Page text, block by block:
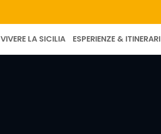
VIVERE LA SICILIA ESPERIENZE & ITINERARI